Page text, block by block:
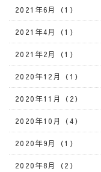
2021年6月（1）
2021年4月（1）
2021年2月（1）
2020年12月（1）
2020年11月（2）
2020年10月（4）
2020年9月（1）
2020年8月（2）